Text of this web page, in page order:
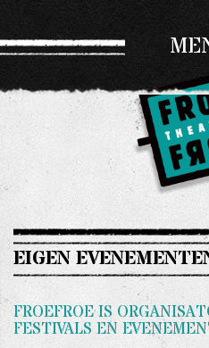
EIGEN
FROEFROE IS
FESTIVALS EN